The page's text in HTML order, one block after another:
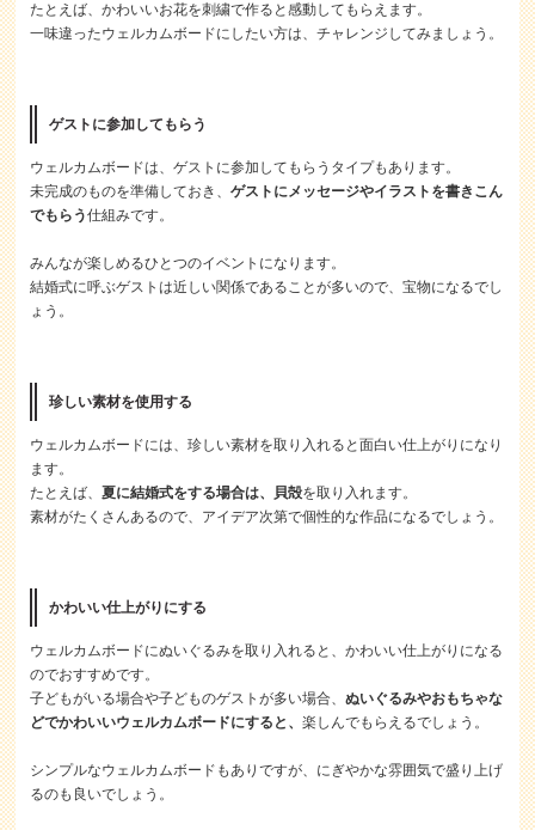
たとえば、かわいいお花を刺繍で作ると感動してもらえます。
一味違ったウェルカムボードにしたい方は、チャレンジしてみましょう。
ゲストに参加してもらう
ウェルカムボードは、ゲストに参加してもらうタイプもあります。
未完成のものを準備しておき、ゲストにメッセージやイラストを書きこん
でもらう仕組みです。
みんなが楽しめるひとつのイベントになります。
結婚式に呼ぶゲストは近しい関係であることが多いので、宝物になるでし
ょう。
珍しい素材を使用する
ウェルカムボードには、珍しい素材を取り入れると面白い仕上がりになり
ます。
たとえば、夏に結婚式をする場合は、貝殻を取り入れます。
素材がたくさんあるので、アイデア次第で個性的な作品になるでしょう。
かわいい仕上がりにする
ウェルカムボードにぬいぐるみを取り入れると、かわいい仕上がりになる
のでおすすめです。
子どもがいる場合や子どものゲストが多い場合、ぬいぐるみやおもちゃな
どでかわいいウェルカムボードにすると、楽しんでもらえるでしょう。
シンプルなウェルカムボードもありですが、にぎやかな雰囲気で盛り上げ
るのも良いでしょう。